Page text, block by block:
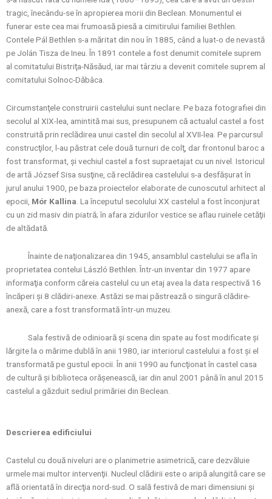
tragic, înecându-se în apropierea morii din Beclean. Monumentul ei
funerar este cea mai frumoasă piesă a cimitirului familiei Bethlen.
Contele Pál Bethlen s-a măritat din nou în 1885, când a luat-o de nevastă
pe Jolán Tisza de Ineu. În 1891 contele a fost denumit comitele suprem
al comitatului Bistriţa-Năsăud, iar mai târziu a devenit comitele suprem al
comitatului Solnoc-Dăbâca.
Circumstanţele construirii castelului sunt neclare. Pe baza fotografiei din
secolul al XIX-lea, amintită mai sus, presupunem că actualul castel a fost
construită prin reclădirea unui castel din secolul al XVII-lea. Pe parcursul
construcţilor, l-au păstrat cele două turnuri de colţ, dar frontonul baroc a
fost transformat, şi vechiul castel a fost supraetajat cu un nivel. Istoricul
de artă József Sisa susţine, că reclădirea castelului s-a desfăşurat în
jurul anului 1900, pe baza proiectelor elaborate de cunoscutul arhitect al
epocii, Mór Kallina. La începutul secolului XX castelul a fost înconjurat
cu un zid masiv din piatră; în afara zidurilor vestice se aflau ruinele cetăţii
de altădată.
Înainte de naţionalizarea din 1945, ansamblul castelului se afla în
proprietatea contelui László Bethlen. Într-un inventar din 1977 apare
informaţia conform căreia castelul cu un etaj avea la data respectivă 16
încăperi şi 8 clădiri-anexe. Astăzi se mai păstrează o singură clădire-
anexă, care a fost transformată într-un muzeu.
Sala festivă de odinioară şi scena din spate au fost modificate şi
lărgite la o mărime dublă în anii 1980, iar interiorul castelului a fost şi el
transformată pe gustul epocii. În anii 1990 au funcţionat în castel casa
de cultură şi biblioteca orăşenească, iar din anul 2001 până în anul 2015
castelul a găzduit sediul primăriei din Beclean.
Descrierea edificiului
Castelul cu două niveluri are o planimetrie asimetrică, care dezvăluie
urmele mai multor intervenţii. Nucleul clădirii este o aripă alungită care se
află orientată în direcţia nord-sud. O sală festivă de mari dimensiuni şi